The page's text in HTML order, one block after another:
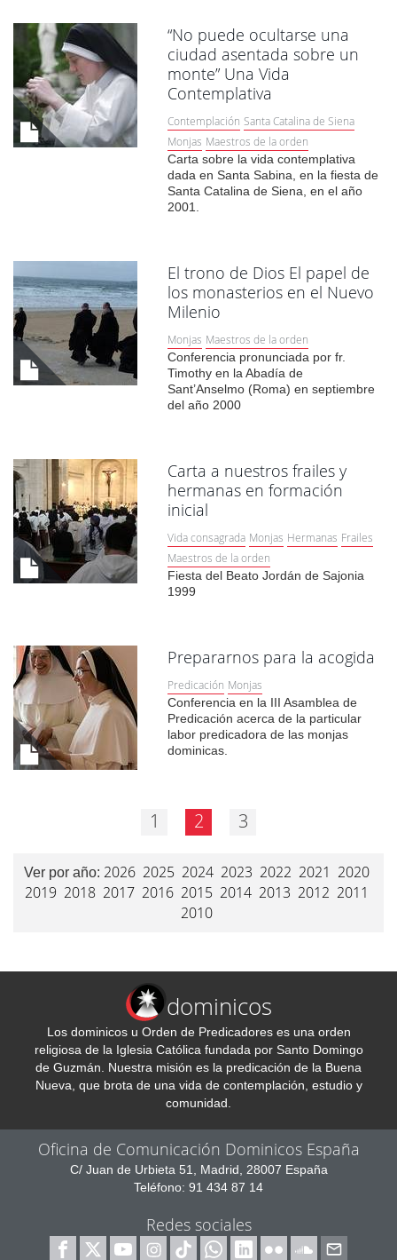
“No puede ocultarse una
ciudad asentada sobre un
monte” Una Vida
Contemplativa
Contemplación Santa Catalina de Siena
Monjas Maestros de la orden
Carta sobre la vida contemplativa
dada en Santa Sabina, en la fiesta de
Santa Catalina de Siena, en el año
2001.
El trono de Dios El papel de
los monasterios en el Nuevo
Milenio
Monjas Maestros de la orden
Conferencia pronunciada por fr.
Timothy en la Abadía de
Sant’Anselmo (Roma) en septiembre
del año 2000
Carta a nuestros frailes y
hermanas en formación
inicial
Vida consagrada Monjas Hermanas Frailes
Maestros de la orden
Fiesta del Beato Jordán de Sajonia
1999
Prepararnos para la acogida
Predicación Monjas
Conferencia en la III Asamblea de
Predicación acerca de la particular
labor predicadora de las monjas
dominicas.
1 2 3
Ver por año: 2026 2025 2024 2023 2022 2021 2020
2019 2018 2017 2016 2015 2014 2013 2012 2011
2010
dominicos
Los dominicos u Orden de Predicadores es una orden
religiosa de la Iglesia Católica fundada por Santo Domingo
de Guzmán. Nuestra misión es la predicación de la Buena
Nueva, que brota de una vida de contemplación, estudio y
comunidad.
Oficina de Comunicación Dominicos España
C/ Juan de Urbieta 51, Madrid, 28007 España
Teléfono: 91 434 87 14
Redes sociales